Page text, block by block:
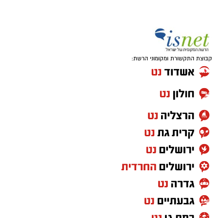
התייחסות אפלייתית כלפיהם על רקע גילם
מתן טיפול רפואי הצוות הרפואי העדיף לשוחח
קבוצת התקשורת ומקומוני הרשת: